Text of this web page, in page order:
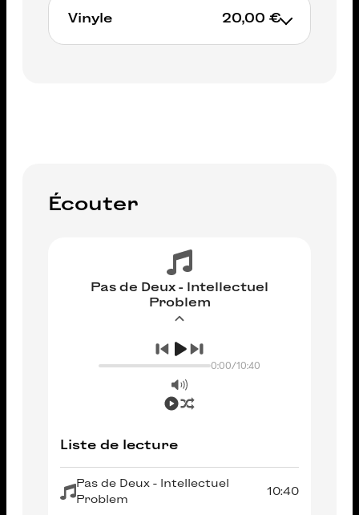
Vinyle 20,00 €
Écouter
Pas de Deux - Intellectuel
Problem
0:00/10:40
Liste de lecture
Pas de Deux - Intellectuel
Problem
10:40